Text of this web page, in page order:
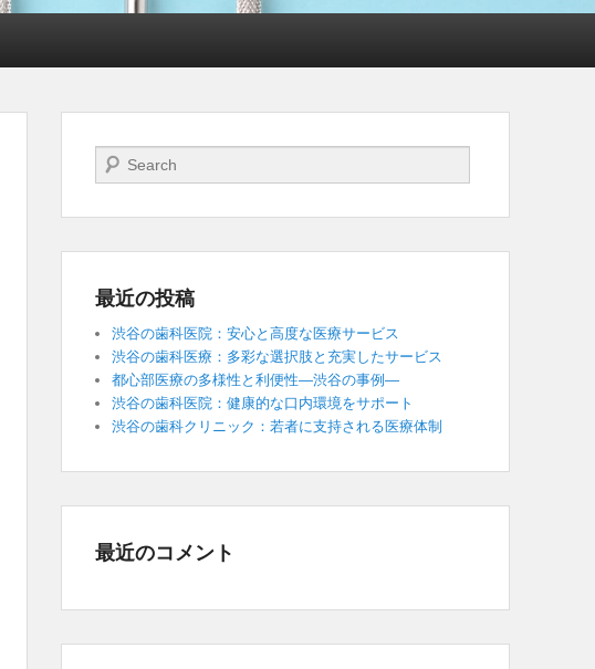
検索開始
最近の投稿
渋谷の歯科医院：安心と高度な医療サービス
渋谷の歯科医療：多彩な選択肢と充実したサービス
都心部医療の多様性と利便性―渋谷の事例―
渋谷の歯科医院：健康的な口内環境をサポート
渋谷の歯科クリニック：若者に支持される医療体制
最近のコメント